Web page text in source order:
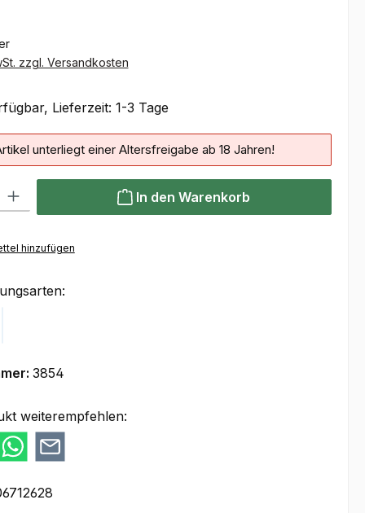
zzgl. Versandkosten
Lieferzeit: 1-3 Tage
unterliegt einer Altersfreigabe ab 18 Jahren!
In den Warenkorb
hinzufügen
3854
weiterempfehlen: